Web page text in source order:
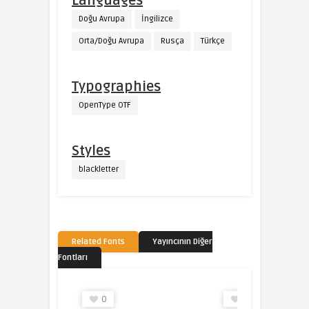
Doğu Avrupa İngilizce
Orta/Doğu Avrupa Rusça Türkçe
Typographies
OpenType OTF
Styles
blackletter
Related Fonts
Yayıncının Diğer
Fontları
0